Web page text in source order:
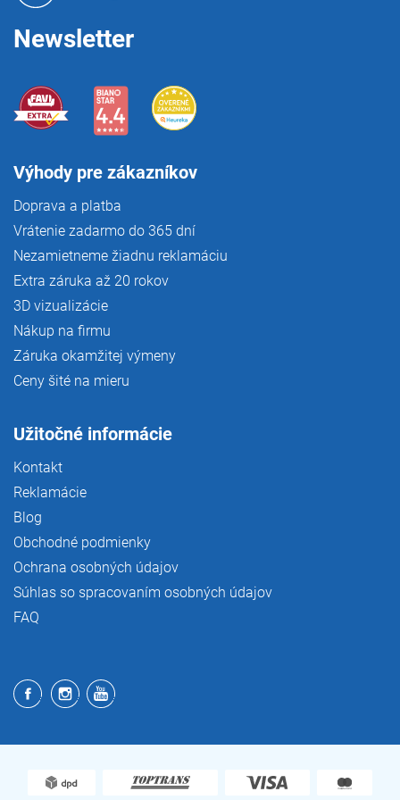
Newsletter
Výhody pre zákazníkov
Doprava a platba
Vrátenie zadarmo do 365 dní
Nezamietneme žiadnu reklamáciu
Extra záruka až 20 rokov
3D vizualizácie
Nákup na firmu
Záruka okamžitej výmeny
Ceny šité na mieru
Užitočné informácie
Kontakt
Reklamácie
Blog
Obchodné podmienky
Ochrana osobných údajov
Súhlas so spracovaním osobných údajov
FAQ